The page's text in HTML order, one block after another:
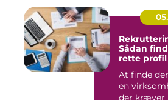
Sådan
rette profil
At finde
en
der kræver